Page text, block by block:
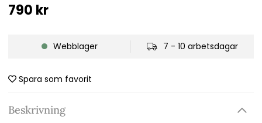
790 kr
Webblager 7 - 10 arbetsdagar
Spara som favorit
Beskrivning